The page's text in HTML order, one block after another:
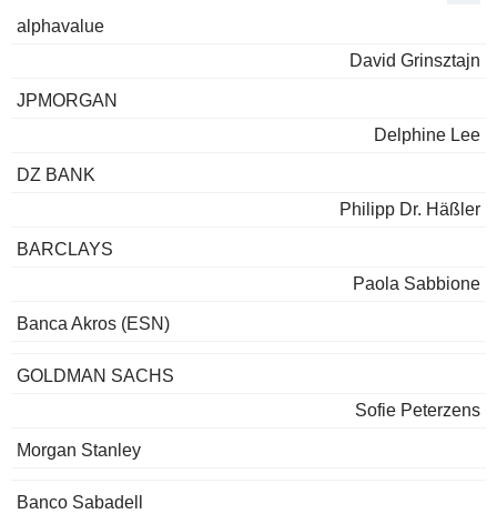
alphavalue
David Grinsztajn
JPMORGAN
Delphine Lee
DZ BANK
Philipp Dr. Häßler
BARCLAYS
Paola Sabbione
Banca Akros (ESN)
GOLDMAN SACHS
Sofie Peterzens
Morgan Stanley
Banco Sabadell